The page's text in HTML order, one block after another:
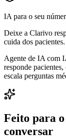
IA para o seu
Deixe a Clarivo
cuida dos pacientes.
Agente de IA com
responde
escala perguntas
Feito para
conversar